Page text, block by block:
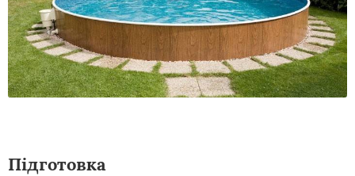
Підготовка